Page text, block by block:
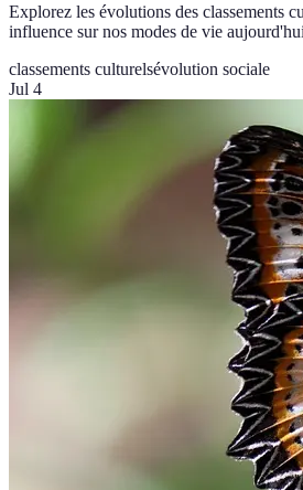
Explorez les évolutions des classements
influence sur nos modes de vie
classements culturelsévolution sociale
Jul 4